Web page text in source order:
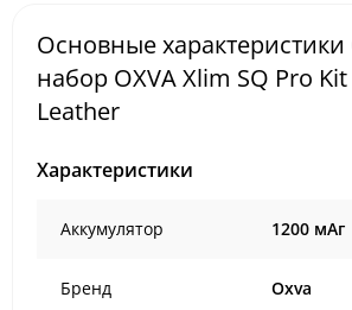
Основные
набор OXVA Xlim SQ Pro
Leather
Характеристики
Аккумулятор 1200 мАг
Бренд Oxva